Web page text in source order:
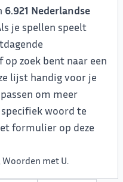
6.921 Nederlandse
je spellen speelt
zoek bent naar een
lijst handig voor je
om meer
woord te
formulier op deze
Woorden met U.